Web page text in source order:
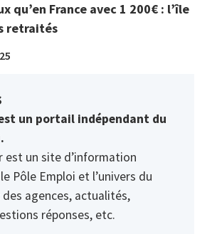
qu’en France avec 1 200€ : l’île
retraités
un portail indépendant du
est un site d’information
Pôle Emploi et l’univers du
agences, actualités,
réponses, etc.